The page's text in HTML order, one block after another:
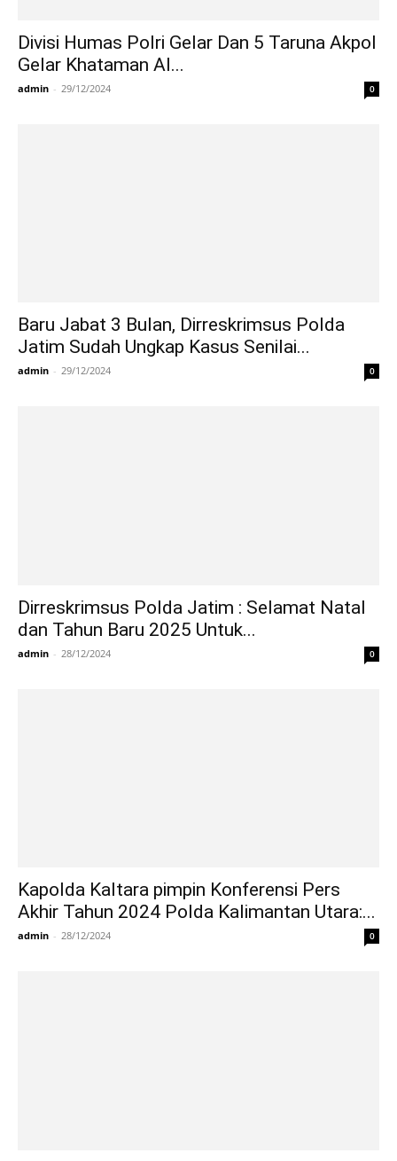
Divisi Humas Polri Gelar Dan 5 Taruna Akpol
Gelar Khataman Al...
admin - 29/12/2024 0
Baru Jabat 3 Bulan, Dirreskrimsus Polda
Jatim Sudah Ungkap Kasus Senilai...
admin - 29/12/2024 0
Dirreskrimsus Polda Jatim : Selamat Natal
dan Tahun Baru 2025 Untuk...
admin - 28/12/2024 0
Kapolda Kaltara pimpin Konferensi Pers
Akhir Tahun 2024 Polda Kalimantan Utara:...
admin - 28/12/2024 0